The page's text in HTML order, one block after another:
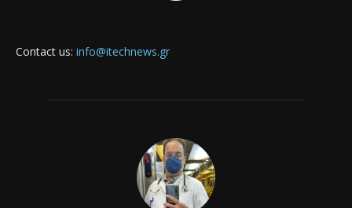
Contact us: info@itechnews.gr